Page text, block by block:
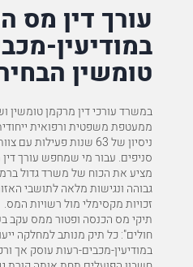
עורך דין מס
במודיעין-
טומשין
במשרד עורכי דין מרקמן טומשין
ממעטפת משפטית ורפואית
סניפים. עבור מי שמחפש עורך
מציע את הכוח של משרד גדול
גבוהה ונגישות מלאה לתושבי
זכויות מקסימלי מול רשויות המס.
תיקי מס הכנסה ופטור ממס עקב
חולים": כל תיק מנותב למחלקה
במודיעין-מכבים-רעות עוסק אך